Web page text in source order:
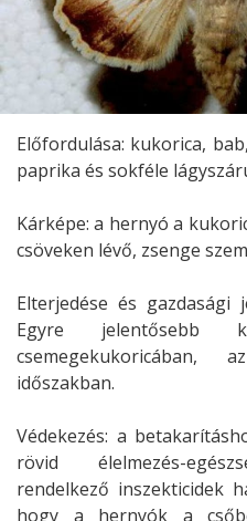
Előfordulása: kukorica,
paprika és sokféle
Kárképe: a hernyó a
csöveken lévő, zsenge
Elterjedése és gazdasági
Egyre jelentősebb
csemegekukoricában,
időszakban.
Védekezés: a
rövid élelmezés-
rendelkező inszekticidek
hogy a hernyók a